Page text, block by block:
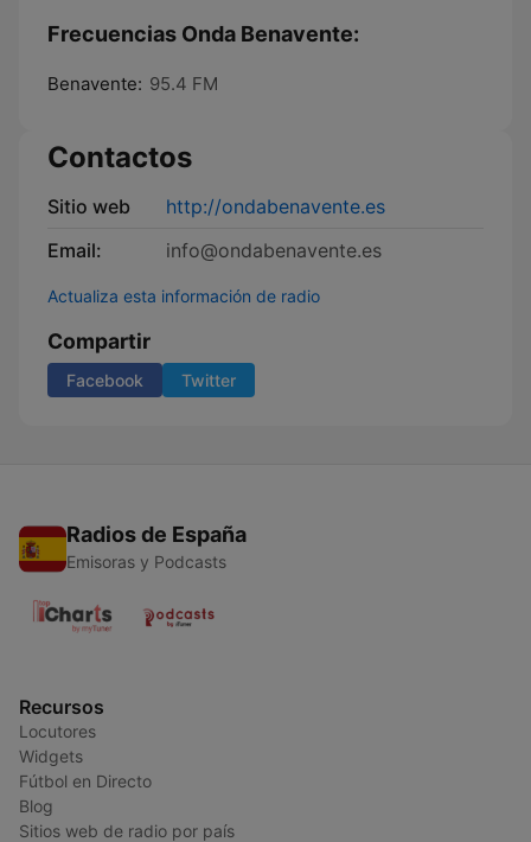
Frecuencias Onda Benavente:
Benavente: 95.4 FM
Contactos
Sitio web
http://ondabenavente.es
Email:
info@ondabenavente.es
Actualiza esta información de radio
Compartir
Facebook Twitter
Radios de España
Emisoras y Podcasts
Recursos
Locutores
Widgets
Fútbol en Directo
Blog
Sitios web de radio por país